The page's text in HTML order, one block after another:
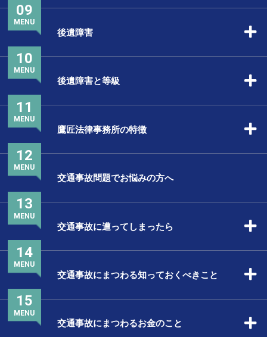
後遺障害
09
MENU
後遺障害と等級
10
MENU
鷹匠法律事務所の特徴
11
MENU
交通事故問題でお悩みの方へ
12
MENU
交通事故に遭ってしまったら
13
MENU
交通事故にまつわる知っておくべきこと
14
MENU
交通事故にまつわるお金のこと
15
MENU